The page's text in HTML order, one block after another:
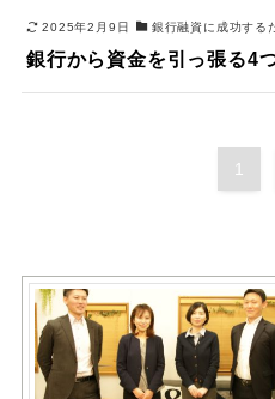
2025年2月9日 銀行融資に成功する
銀行から資金を引っ張る4
1